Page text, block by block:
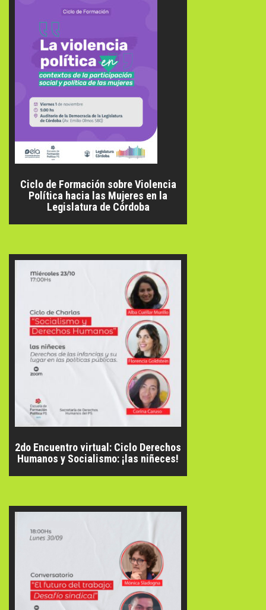
Ciclo de Formación sobre Violencia
Política hacia las Mujeres en la
Legislatura de Córdoba
2do Encuentro virtual: Ciclo Derechos
Humanos y Socialismo: ¡las niñeces!